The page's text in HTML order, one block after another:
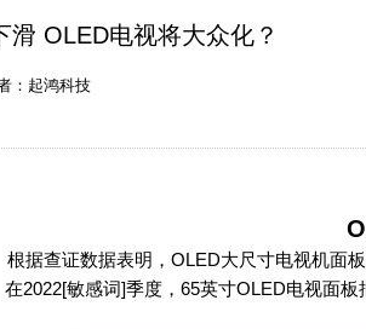
滑 OLED电视将大众化？
：起鸿科技
据查证数据表明，OLED大尺寸电视机面板
敏感词]季度，65英寸OLED电视面板